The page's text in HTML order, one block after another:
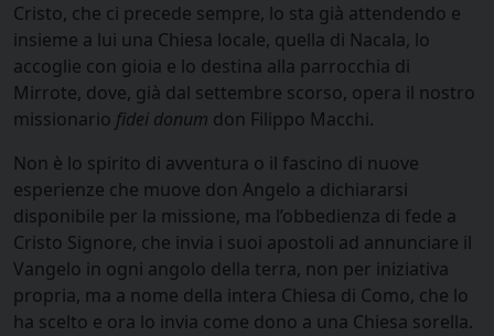
Cristo, che ci precede sempre, lo sta già attendendo e
insieme a lui una Chiesa locale, quella di Nacala, lo
accoglie con gioia e lo destina alla parrocchia di
Mirrote, dove, già dal settembre scorso, opera il nostro
missionario fidei donum don Filippo Macchi.
Non è lo spirito di avventura o il fascino di nuove
esperienze che muove don Angelo a dichiararsi
disponibile per la missione, ma l’obbedienza di fede a
Cristo Signore, che invia i suoi apostoli ad annunciare il
Vangelo in ogni angolo della terra, non per iniziativa
propria, ma a nome della intera Chiesa di Como, che lo
ha scelto e ora lo invia come dono a una Chiesa sorella.